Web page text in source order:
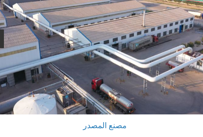
ارتفاع حجم الإنتاج اليومي